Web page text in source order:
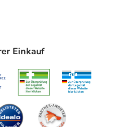
Einkauf